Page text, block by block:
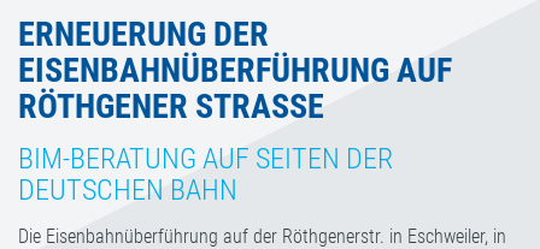
ERNEUERUNG DER
EISENBAHNÜBERFÜHRUNG AUF
RÖTHGENER STRASSE
BIM-BERATUNG AUF SEITEN DER
DEUTSCHEN BAHN
Die Eisenbahnüberführung auf der Röthgenerstr. in Eschweiler, in